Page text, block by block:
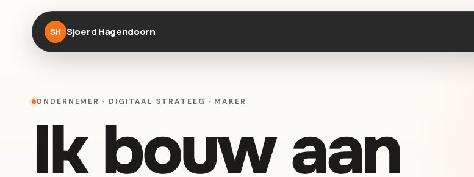
SH Sjoerd Hagendoorn
ONDERNEMER · DIGITAAL STRATEEG · MAKER
Ik bouw aan